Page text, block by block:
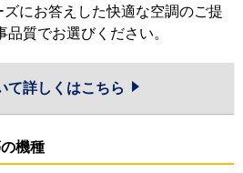
にお答えした快適な空調のご提
質でお選びください。
て詳しくはこちら
機種